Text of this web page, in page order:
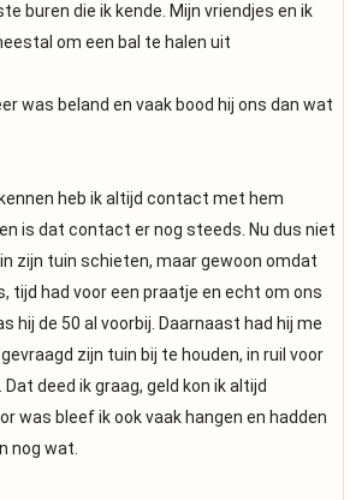
buren die ik kende. Mijn vriendjes en ik
om een bal te halen uit
was beland en vaak bood hij ons dan wat
heb ik altijd contact met hem
is dat contact er nog steeds. Nu dus niet
zijn tuin schieten, maar gewoon omdat
tijd had voor een praatje en echt om ons
hij de 50 al voorbij. Daarnaast had hij me
zijn tuin bij te houden, in ruil voor
deed ik graag, geld kon ik altijd
was bleef ik ook vaak hangen en hadden
nog wat.